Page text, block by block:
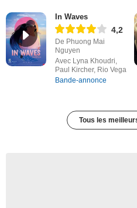
In Waves
4,2
De Phuong Mai
Nguyen
Avec Lyna Khoudri,
Paul Kircher, Rio Vega
Bande-annonce
Tous les